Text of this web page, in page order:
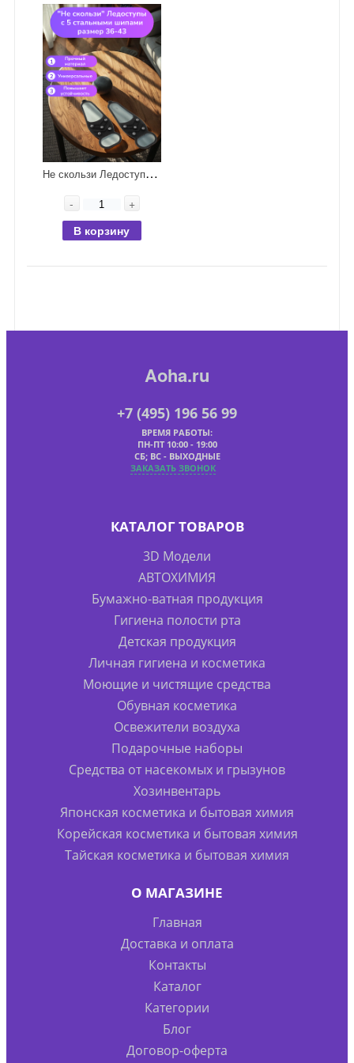
Н
е скользи Ледоступы с 5 стальными шипами размер 36-43
-
+
В корзину
Aoha.ru
+7 (495) 196 56 99
ВРЕМЯ РАБОТЫ:
ПН-ПТ 10:00 - 19:00
СБ; ВС - ВЫХОДНЫЕ
ЗАКАЗАТЬ ЗВОНОК
КАТАЛОГ ТОВАРОВ
3D Модели
АВТОХИМИЯ
Бумажно-ватная продукция
Гигиена полости рта
Детская продукция
Личная гигиена и косметика
Моющие и чистящие средства
Обувная косметика
Освежители воздуха
Подарочные наборы
Средства от насекомых и грызунов
Хозинвентарь
Японская косметика и бытовая химия
Корейская косметика и бытовая химия
Тайская косметика и бытовая химия
О МАГАЗИНЕ
Главная
Доставка и оплата
Контакты
Каталог
Категории
Блог
Договор-оферта